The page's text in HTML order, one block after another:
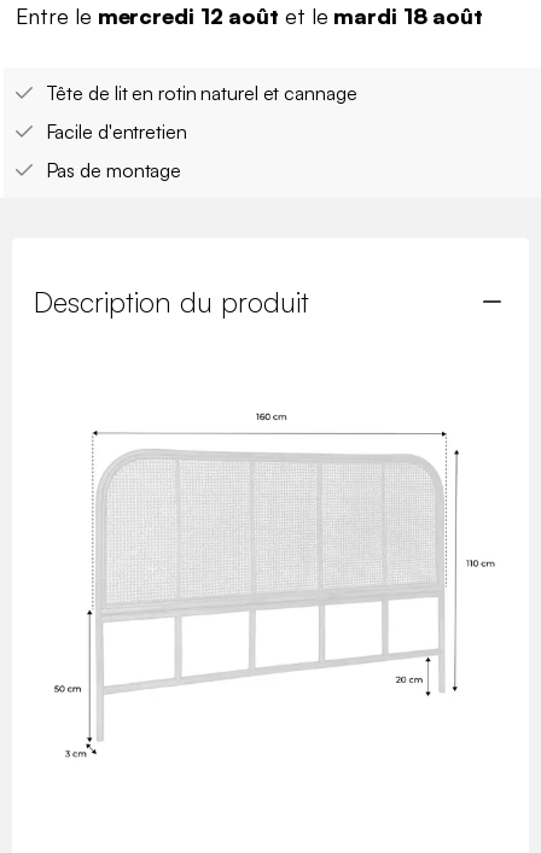
Entre le mercredi 12 août et le mardi 18 août
Tête de lit en rotin naturel et cannage
Facile d'entretien
Pas de montage
Description du produit